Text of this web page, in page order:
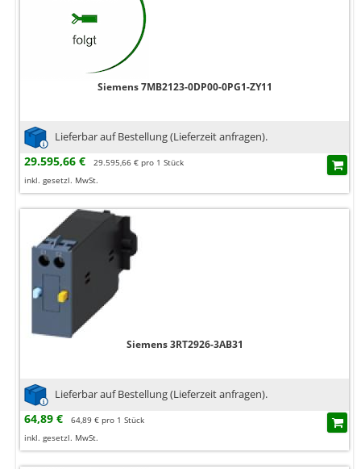
Siemens 7MB2123-0DP00-0PG1-ZY11
Lieferbar auf Bestellung (Lieferzeit anfragen).
29.595,66 €
29.595,66 € pro 1 Stück
inkl. gesetzl. MwSt.
Siemens 3RT2926-3AB31
Lieferbar auf Bestellung (Lieferzeit anfragen).
64,89 €
64,89 € pro 1 Stück
inkl. gesetzl. MwSt.